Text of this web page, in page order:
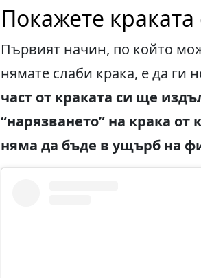
Покажете краката
Първият начин, по който
нямате слаби крака, е да ги
част от краката си ще
“нарязването” на крака
няма да бъде в ущърб на